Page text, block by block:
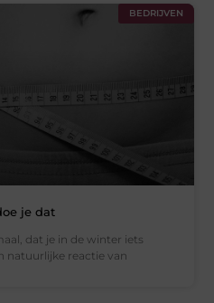
BEDRIJVEN
je dat
dat je in de winter iets
natuurlijke reactie van